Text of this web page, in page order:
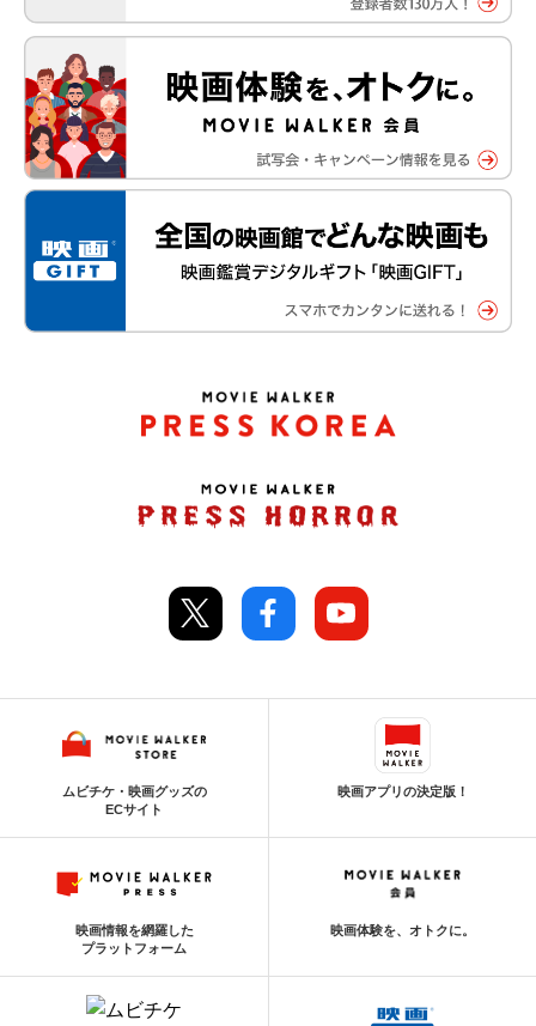
ムビチケ・映画グッズの
ECサイト
映画アプリの決定版！
映画情報を網羅した
プラットフォーム
映画体験を、オトクに。